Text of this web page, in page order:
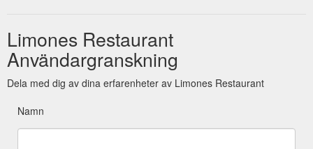
Limones Restaurant
Användargranskning
Dela med dig av dina erfarenheter av Limones Restaurant
Namn